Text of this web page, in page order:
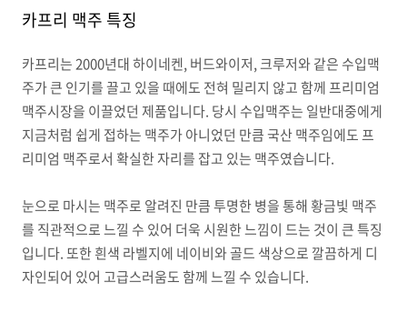
카프리 맥주 특징
카프리는 2000년대 하이네켄, 버드와이저, 크루저와 같은 수입맥
주가 큰 인기를 끌고 있을 때에도 전혀 밀리지 않고 함께 프리미엄
맥주시장을 이끌었던 제품입니다. 당시 수입맥주는 일반대중에게
지금처럼 쉽게 접하는 맥주가 아니었던 만큼 국산 맥주임에도 프
리미엄 맥주로서 확실한 자리를 잡고 있는 맥주였습니다.
눈으로 마시는 맥주로 알려진 만큼 투명한 병을 통해 황금빛 맥주
를 직관적으로 느낄 수 있어 더욱 시원한 느낌이 드는 것이 큰 특징
입니다. 또한 흰색 라벨지에 네이비와 골드 색상으로 깔끔하게 디
자인되어 있어 고급스러움도 함께 느낄 수 있습니다.